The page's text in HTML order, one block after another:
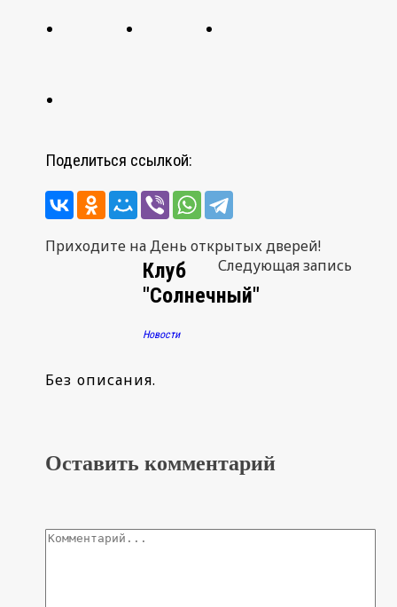
Поделиться ссылкой:
Навигация
Приходите на День открытых дверей!
Следующая запись
Клуб
"Солнечный"
Новости
Без описания.
Оставить комментарий